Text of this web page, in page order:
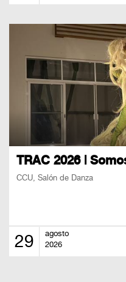
TRAC 2026 |
CCU, Salón de Danza
29
agosto
2026